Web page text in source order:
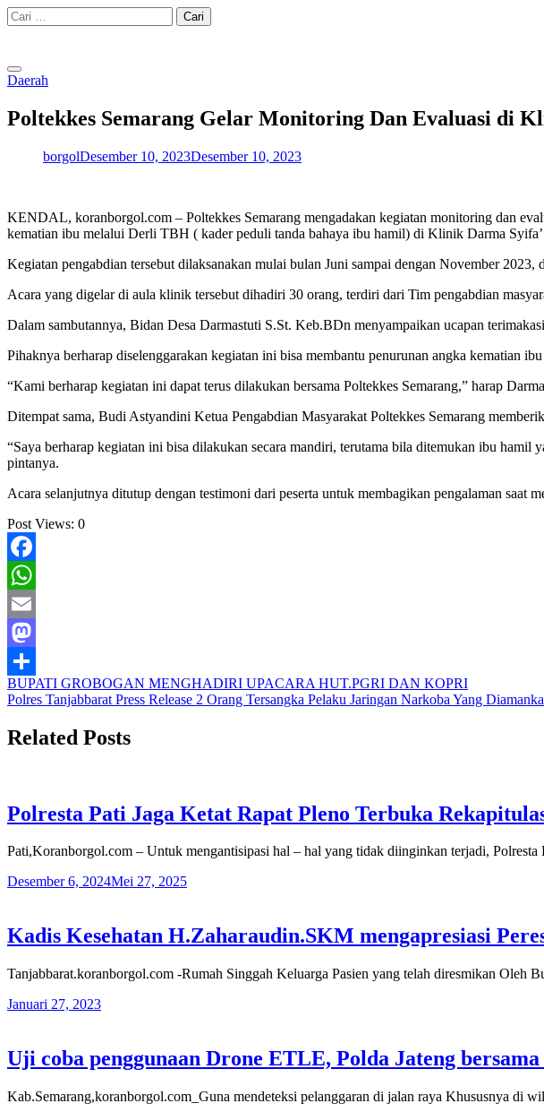
Skip
to
Cari
untuk:
Daerah
Poltekkes Semarang Gelar Monitoring Dan Evaluasi di
borgolDesember 10, 2023Desember 10, 2023
KENDAL, koranborgol.com – Poltekkes Semarang mengadakan kegiatan monitoring dan
kematian ibu melalui Derli TBH ( kader peduli tanda bahaya ibu hamil) di Klinik Darma
Kegiatan pengabdian tersebut dilaksanakan mulai bulan Juni sampai dengan November
Acara yang digelar di aula klinik tersebut dihadiri 30 orang, terdiri dari Tim pengabdian
Dalam sambutannya, Bidan Desa Darmastuti S.St. Keb.BDn menyampaikan ucapan
Pihaknya berharap diselenggarakan kegiatan ini bisa membantu penurunan angka kematian
“Kami berharap kegiatan ini dapat terus dilakukan bersama Poltekkes Semarang,” harap
Ditempat sama, Budi Astyandini Ketua Pengabdian Masyarakat Poltekkes Semarang
“Saya berharap kegiatan ini bisa dilakukan secara mandiri, terutama bila ditemukan ibu hamil
pintanya.
Acara selanjutnya ditutup dengan testimoni dari peserta untuk membagikan pengalaman saat
Post Views: 0
Facebook
WhatsApp
Email
Mastodon
Share
Navigasi
pos
BUPATI GROBOGAN MENGHADIRI UPACARA HUT.PGRI DAN KOPRI
Polres Tanjabbarat Press Release 2 Orang Tersangka Pelaku Jaringan Narkoba Yang
Related Posts
Polresta Pati Jaga Ketat Rapat Pleno Terbuka
Pati,Koranborgol.com – Untuk mengantisipasi hal – hal yang tidak diinginkan terjadi,
Desember 6, 2024Mei 27, 2025
Kadis Kesehatan H.Zaharaudin.SKM mengapresiasi
Tanjabbarat.koranborgol.com -Rumah Singgah Keluarga Pasien yang telah diresmikan Oleh
Januari 27, 2023
Uji coba penggunaan Drone ETLE, Polda Jateng
Kab.Semarang,koranborgol.com_Guna mendeteksi pelanggaran di jalan raya Khususnya di